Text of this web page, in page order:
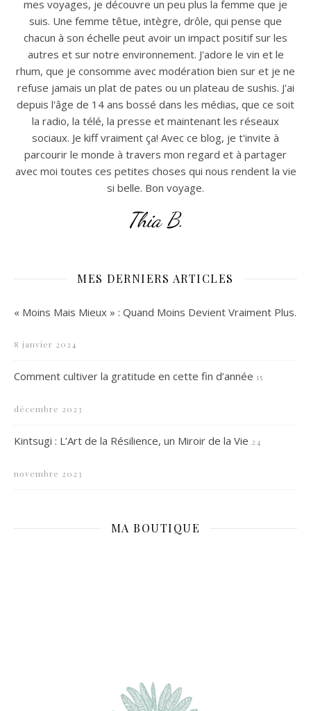
mes voyages, je découvre un peu plus la femme que je
suis. Une femme têtue, intègre, drôle, qui pense que
chacun à son échelle peut avoir un impact positif sur les
autres et sur notre environnement. J'adore le vin et le
rhum, que je consomme avec modération bien sur et je ne
refuse jamais un plat de pates ou un plateau de sushis. J'ai
depuis l'âge de 14 ans bossé dans les médias, que ce soit
la radio, la télé, la presse et maintenant les réseaux
sociaux. Je kiff vraiment ça! Avec ce blog, je t'invite à
parcourir le monde à travers mon regard et à partager
avec moi toutes ces petites choses qui nous rendent la vie
si belle. Bon voyage.
Thia B.
MES DERNIERS ARTICLES
« Moins Mais Mieux » : Quand Moins Devient Vraiment Plus.
8 janvier 2024
Comment cultiver la gratitude en cette fin d’année 15
décembre 2023
Kintsugi : L’Art de la Résilience, un Miroir de la Vie 24
novembre 2023
MA BOUTIQUE